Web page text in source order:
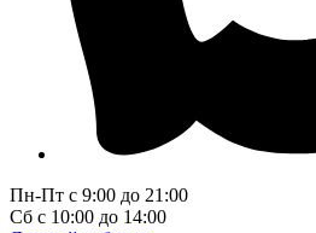
Пн-Пт с 9:00 до 21:00
Сб с 10:00 до 14:00